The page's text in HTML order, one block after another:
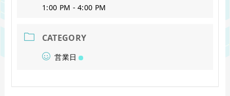
1:00 PM - 4:00 PM
CATEGORY
営業日